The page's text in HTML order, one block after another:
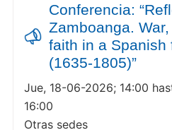
Conferencia:
Zamboanga.
faith in a Spanish
(1635-1805)”
Jue, 18-06-2026; 14:00
16:00
Otras sedes